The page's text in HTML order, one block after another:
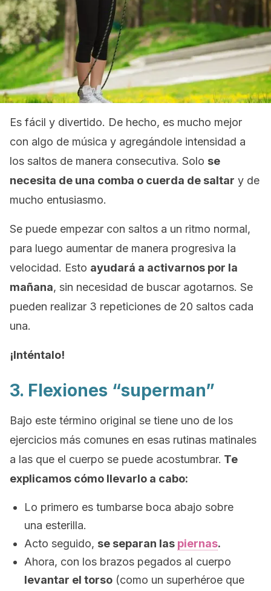
Es fácil y divertido. De hecho, es mucho mejor
con algo de música y agregándole intensidad a
los saltos de manera consecutiva. Solo se
necesita de una comba o cuerda de saltar y de
mucho entusiasmo.
Se puede empezar con saltos a un ritmo normal,
para luego aumentar de manera progresiva la
velocidad. Esto ayudará a activarnos por la
mañana, sin necesidad de buscar agotarnos. Se
pueden realizar 3 repeticiones de 20 saltos cada
una.
¡Inténtalo!
3. Flexiones “superman”
Bajo este término original se tiene uno de los
ejercicios más comunes en esas rutinas matinales
a las que el cuerpo se puede acostumbrar. Te
explicamos cómo llevarlo a cabo:
Lo primero es tumbarse boca abajo sobre
una esterilla.
Acto seguido, se separan las piernas.
Ahora, con los brazos pegados al cuerpo
levantar el torso (como un superhéroe que